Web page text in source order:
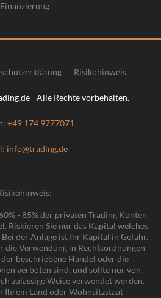
Finanzierung
- Alle Rechte vorbehalten.
+49 174 9777071
info@trading.de
Risikohinweis
- 85% der privaten Trading Konten
Riskieren Sie nur das Kapital welches
der Anlage ist Ihr Kapital in Gefahr.
die Verwendung in Rechtsordnungen
beschriebene Handel oder die
verboten sind, und sollte nur von
zulässige Weise verwendet werden.
Ihrem Land oder Wohnsitzstaat